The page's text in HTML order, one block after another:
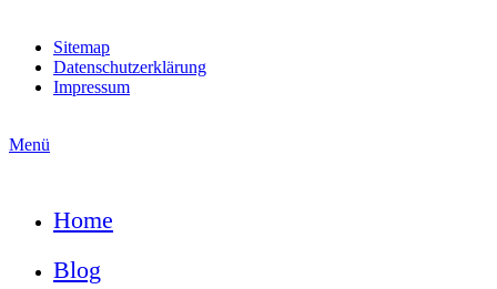
Sitemap
Datenschutzerklärung
Impressum
Menü
Home
Blog